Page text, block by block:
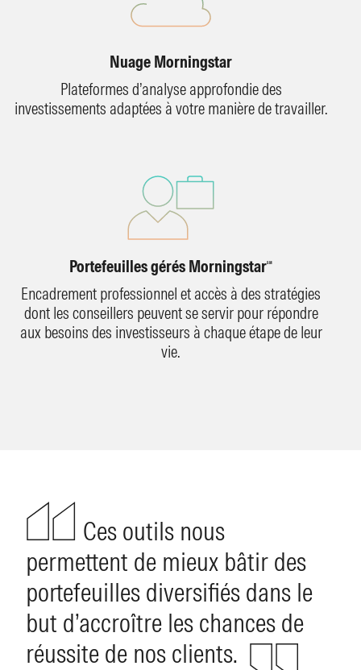
Nuage Morningstar
Plateformes d’analyse approfondie des
investissements adaptées à votre manière de travailler.
Portefeuilles gérés MorningstarSM
Encadrement professionnel et accès à des stratégies
dont les conseillers peuvent se servir pour répondre
aux besoins des investisseurs à chaque étape de leur
vie.
Ces outils nous
permettent de mieux bâtir des
portefeuilles diversifiés dans le
but d’accroître les chances de
réussite de nos clients.